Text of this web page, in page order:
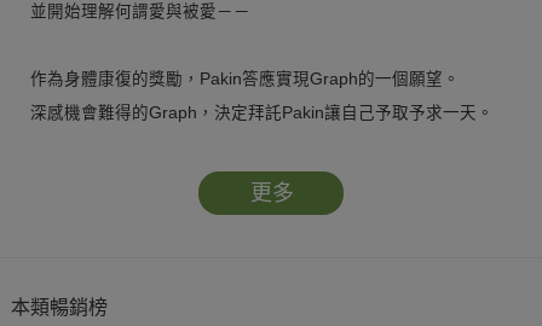
並開始理解何謂愛與被愛－－
作為身體康復的獎勵，Pakin答應實現Graph的一個願望。
深感機會難得的Graph，決定拜託Pakin讓自己予取予求一天。
Pakin的對手來到賽車場，抓住一時賭氣想下車自行回家的
多虧Chin出手相救，Graph才逃過一劫。可即便如此，
更多
本類暢銷榜